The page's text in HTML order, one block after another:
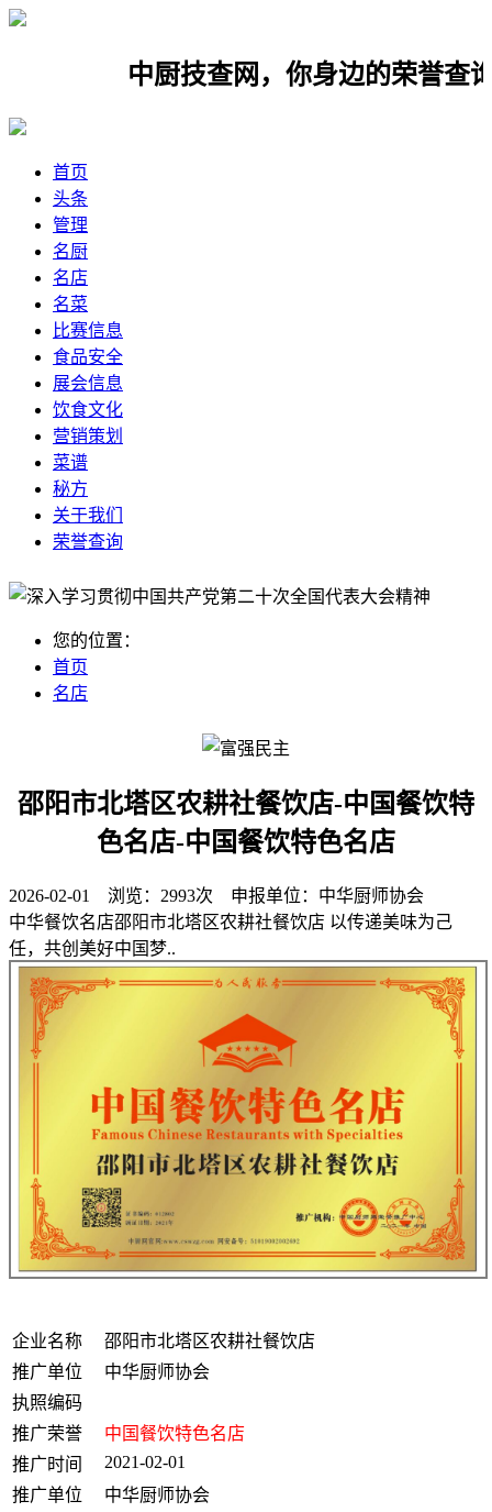
中厨技查网，你身边的荣誉查询网
首页
头条
管理
名厨
名店
名菜
比赛信息
食品安全
展会信息
饮食文化
营销策划
菜谱
秘方
关于我们
荣誉查询
您的位置：
首页
名店
邵阳市北塔区农耕社餐饮店-中国餐饮特
色名店-中国餐饮特色名店
2026-02-01 浏览： 2993次 申报单位： 中华厨师协会
中华餐饮名店邵阳市北塔区农耕社餐饮店 以传递美味为己
任，共创美好中国梦..
企业名称
邵阳市北塔区农耕社餐饮店
推广单位
中华厨师协会
执照编码
推广荣誉
中国餐饮特色名店
推广时间
2021-02-01
推广单位
中华厨师协会